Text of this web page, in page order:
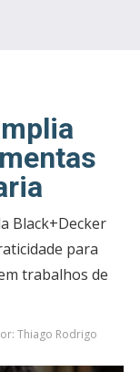
Black+Decker
para
trabalhos de
Thiago Rodrigo